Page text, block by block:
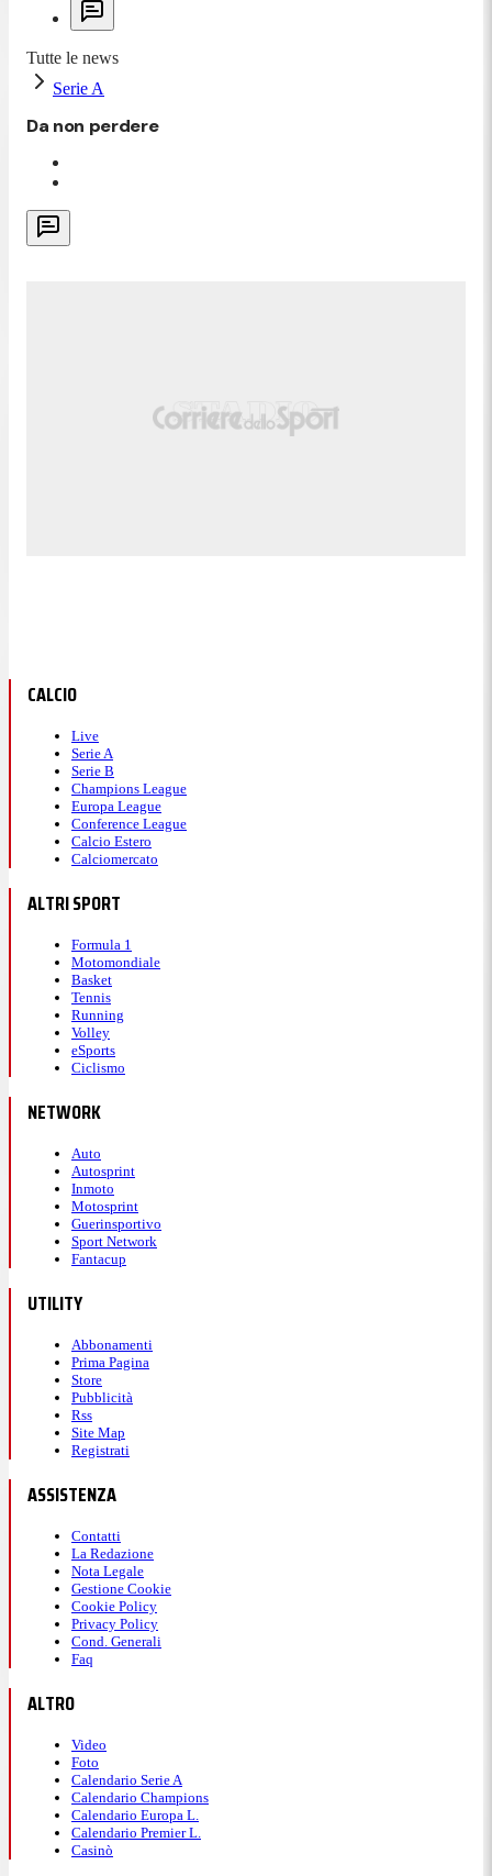
Tutte le news
Serie A
Da non perdere
CALCIO
Live
Serie A
Serie B
Champions League
Europa League
Conference League
Calcio Estero
Calciomercato
ALTRI SPORT
Formula 1
Motomondiale
Basket
Tennis
Running
Volley
eSports
Ciclismo
NETWORK
Auto
Autosprint
Inmoto
Motosprint
Guerinsportivo
Sport Network
Fantacup
UTILITY
Abbonamenti
Prima Pagina
Store
Pubblicità
Rss
Site Map
Registrati
ASSISTENZA
Contatti
La Redazione
Nota Legale
Gestione Cookie
Cookie Policy
Privacy Policy
Cond. Generali
Faq
ALTRO
Video
Foto
Calendario Serie A
Calendario Champions
Calendario Europa L.
Calendario Premier L.
Casinò